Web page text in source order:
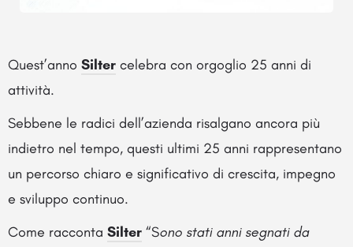
Quest’anno Silter celebra con orgoglio 25 anni di
attività.
Sebbene le radici dell’azienda risalgano ancora più
indietro nel tempo, questi ultimi 25 anni rappresentano
un percorso chiaro e significativo di crescita, impegno
e sviluppo continuo.
Come racconta Silter “Sono stati anni segnati da